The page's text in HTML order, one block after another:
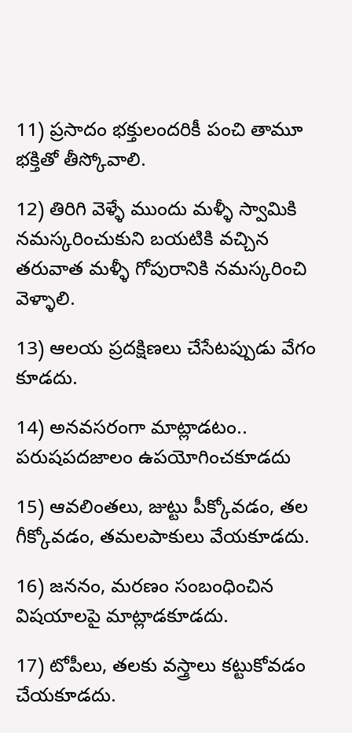
11) ప్రసాదం భక్తులందరికీ పంచి తామూ
భక్తితో తీస్కోవాలి.
12) తిరిగి వెళ్ళే ముందు మళ్ళీ స్వామికి
నమస్కరించుకుని బయటికి వచ్చిన
తరువాత మళ్ళీ గోపురానికి నమస్కరించి
వెళ్ళాలి.
13) ఆలయ ప్రదక్షిణలు చేసేటప్పుడు వేగం
కూడదు.
14) అనవసరంగా మాట్లాడటం..
పరుషపదజాలం ఉపయోగించకూడదు
15) ఆవలింతలు, జుట్టు పీక్కోవడం, తల
గీక్కోవడం, తమలపాకులు వేయకూడదు.
16) జననం, మరణం సంబంధించిన
విషయాలపై మాట్లాడకూడదు.
17) టోపీలు, తలకు వస్త్రాలు కట్టుకోవడం
చేయకూడదు.